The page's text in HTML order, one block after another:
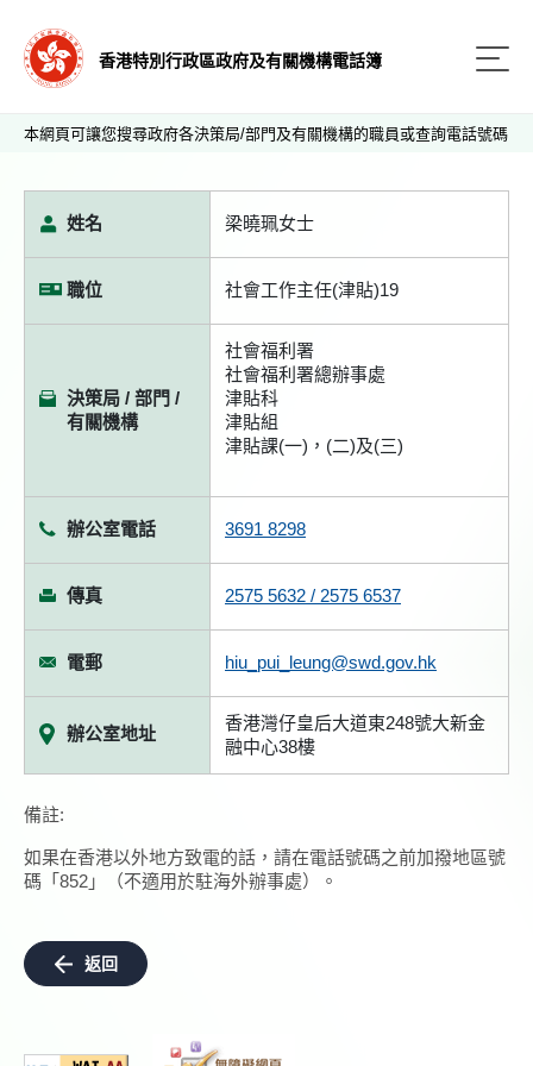
香港特別行政區政府及有關機構電話簿
本網頁可讓您搜尋政府各決策局/部門及有關機構的職員或查詢電話號碼
姓名 梁曉珮女士
職位 社會工作主任(津貼)19
決策局 / 部門 /
有關機構
社會福利署
社會福利署總辦事處
津貼科
津貼組
津貼課(一)，(二)及(三)
辦公室電話 3691 8298
傳真 2575 5632 / 2575 6537
電郵 hiu_pui_leung@swd.gov.hk
辦公室地址
香港灣仔皇后大道東248號大新金
融中心38樓
備註:
如果在香港以外地方致電的話，請在電話號碼之前加撥地區號
碼「852」（不適用於駐海外辦事處）。
返回